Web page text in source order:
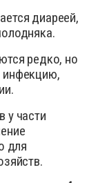
диареей,
редко, но
инфекцию,
у части
для